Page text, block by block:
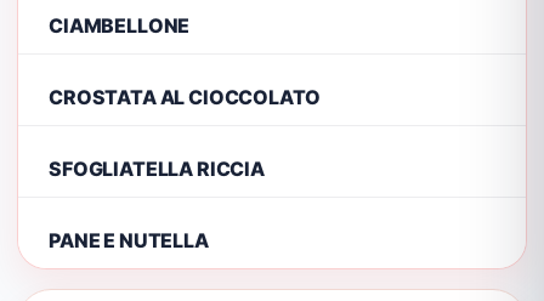
CIAMBELLONE
CROSTATA AL CIOCCOLATO
SFOGLIATELLA RICCIA
PANE E NUTELLA